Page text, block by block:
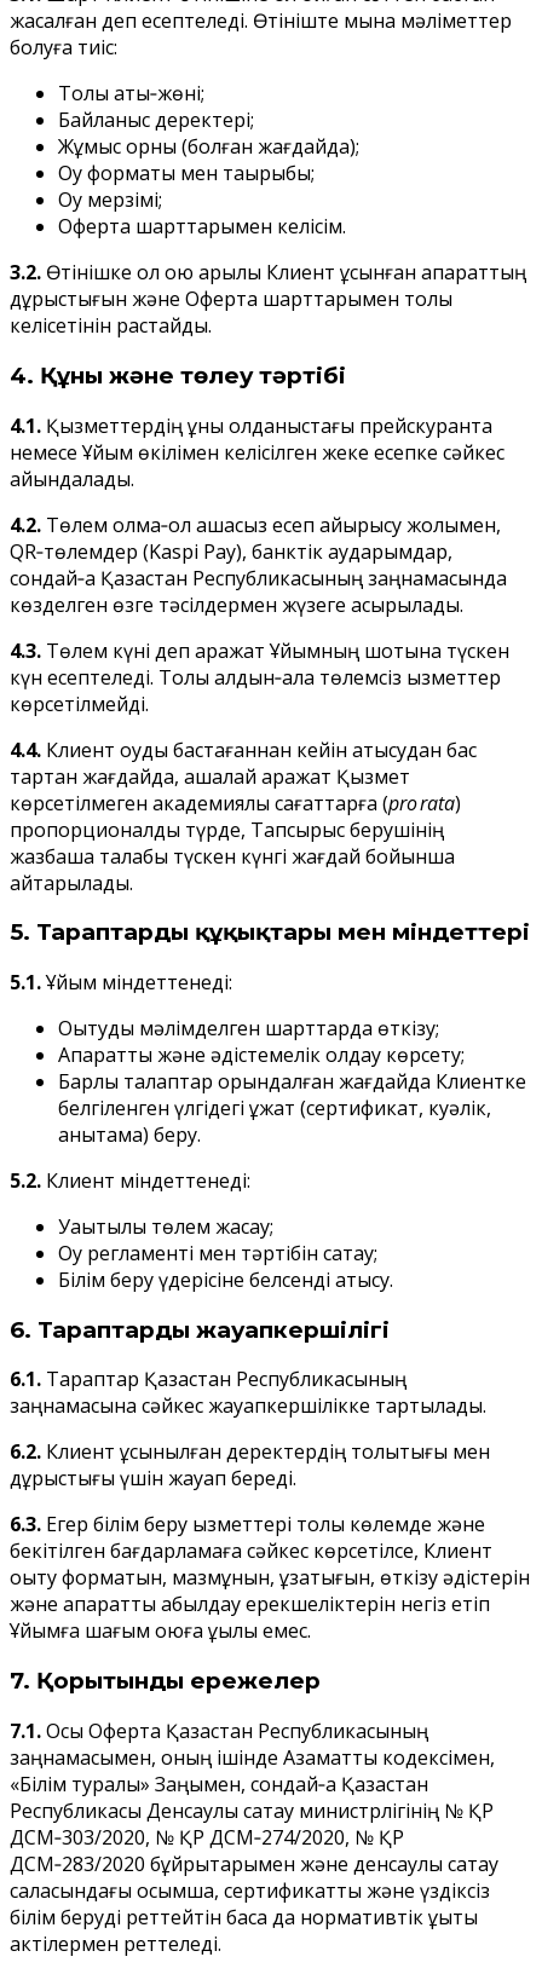
жасалған деп есептеледі. Өтініште мына мәліметтер
болуға тиіс:
Толық аты‑жөні;
Байланыс деректері;
Жұмыс орны (болған жағдайда);
Оқу форматы мен тақырыбы;
Оқу мерзімі;
Оферта шарттарымен келісім.
3.2. Өтінішке қол қою арқылы Клиент ұсынған ақпараттың
дұрыстығын және Оферта шарттарымен толық
келісетінін растайды.
4. Құны және төлеу тәртібі
4.1. Қызметтердің құны қолданыстағы прейскурантқа
немесе Ұйым өкілімен келісілген жеке есепке сәйкес
айқындалады.
4.2. Төлем қолма‑қол ақшасыз есеп айырысу жолымен,
QR‑төлемдер (Kaspi Pay), банктік аударымдар,
сондай‑ақ Қазақстан Республикасының заңнамасында
көзделген өзге тәсілдермен жүзеге асырылады.
4.3. Төлем күні деп қаражат Ұйымның шотына түскен
күн есептеледі. Толық алдын‑ала төлемсіз қызметтер
көрсетілмейді.
4.4. Клиент оқуды бастағаннан кейін қатысудан бас
тартқан жағдайда, ақшалай қаражат Қызмет
көрсетілмеген академиялық сағаттарға (pro rata)
пропорционалды түрде, Тапсырыс берушінің
жазбаша талабы түскен күнгі жағдай бойынша
қайтарылады.
5. Тараптардың құқықтары мен міндеттері
5.1.Ұйым міндеттенеді:
Оқытуды мәлімделген шарттарда өткізу;
Ақпараттық және әдістемелік қолдау көрсету;
Барлық талаптар орындалған жағдайда Клиентке
белгіленген үлгідегі құжат (сертификат, куәлік,
анықтама) беру.
5.2. Клиент міндеттенеді:
Уақытылы төлем жасау;
Оқу регламенті мен тәртібін сақтау;
Білім беру үдерісіне белсенді қатысу.
6. Тараптардың жауапкершілігі
6.1. Тараптар Қазақстан Республикасының
заңнамасына сәйкес жауапкершілікке тартылады.
6.2. Клиент ұсынылған деректердің толықтығы мен
дұрыстығы үшін жауап береді.
6.3. Егер білім беру қызметтері толық көлемде және
бекітілген бағдарламаға сәйкес көрсетілсе, Клиент
оқыту форматын, мазмұнын, ұзақтығын, өткізу әдістерін
және ақпаратты қабылдау ерекшеліктерін негіз етіп
Ұйымға шағым қоюға құқылы емес.
7. Қорытынды ережелер
7.1.Осы Оферта Қазақстан Республикасының
заңнамасымен, оның ішінде Азаматтық кодексімен,
«Білім туралы» Заңымен, сондай‑ақ Қазақстан
Республикасы Денсаулық сақтау министрлігінің № ҚР
ДСМ‑303/2020, № ҚР ДСМ‑274/2020, № ҚР
ДСМ‑283/2020 бұйрықтарымен және денсаулық сақтау
саласындағы қосымша, сертификаттық және үздіксіз
білім беруді реттейтін басқа да нормативтік құқықтық
актілермен реттеледі.